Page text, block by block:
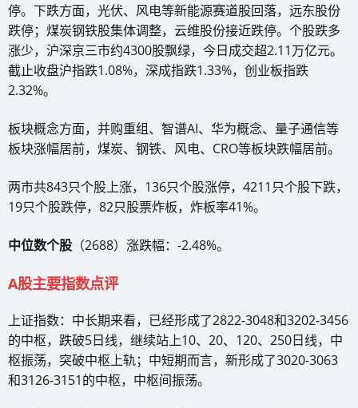
停。下跌方面，光伏、风电等新能源赛道股回落，远东股份
跌停；煤炭钢铁股集体调整，云维股份接近跌停。个股跌多
涨少，沪深京三市约4300股飘绿，今日成交超2.11万亿元。
截止收盘沪指跌1.08%，深成指跌1.33%，创业板指跌
2.32%。
板块概念方面，并购重组、智谱AI、华为概念、量子通信等
板块涨幅居前，煤炭、钢铁、风电、CRO等板块跌幅居前。
两市共843只个股上涨，136只个股涨停，4211只个股下跌，
19只个股跌停，82只股票炸板，炸板率41%。
中位数个股 （2688）涨跌幅：-2.48%。
A股主要指数点评
上证指数：中长期来看，已经形成了2822-3048和3202-3456
的中枢，跌破5日线，继续站上10、20、120、250日线，中
枢振荡，突破中枢上轨；中短期而言，新形成了3020-3063
和3126-3151的中枢，中枢间振荡。